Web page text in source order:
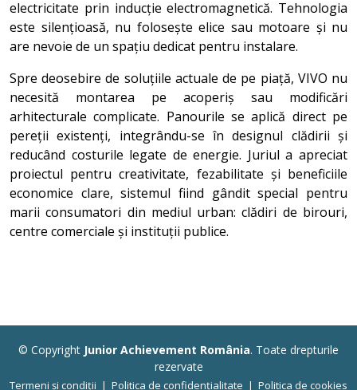
electricitate prin inducție electromagnetică. Tehnologia
este silențioasă, nu folosește elice sau motoare și nu
are nevoie de un spațiu dedicat pentru instalare.
Spre deosebire de soluțiile actuale de pe piață, VIVO nu
necesită montarea pe acoperiș sau modificări
arhitecturale complicate. Panourile se aplică direct pe
pereții existenți, integrându-se în designul clădirii și
reducând costurile legate de energie. Juriul a apreciat
proiectul pentru creativitate, fezabilitate și beneficiile
economice clare, sistemul fiind gândit special pentru
marii consumatori din mediul urban: clădiri de birouri,
centre comerciale și instituții publice.
© Copyright Junior Achievement România. Toate drepturile
rezervate
Termeni și condiții | Politica de confidențialitate | Politica de cookies